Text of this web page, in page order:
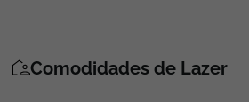
Comodidades de Lazer